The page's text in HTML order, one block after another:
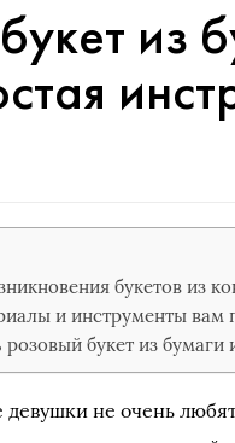
из
букетов из
и инструменты вам
розовый букет из
не очень